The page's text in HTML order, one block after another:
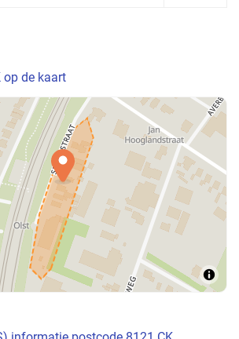
op de kaart